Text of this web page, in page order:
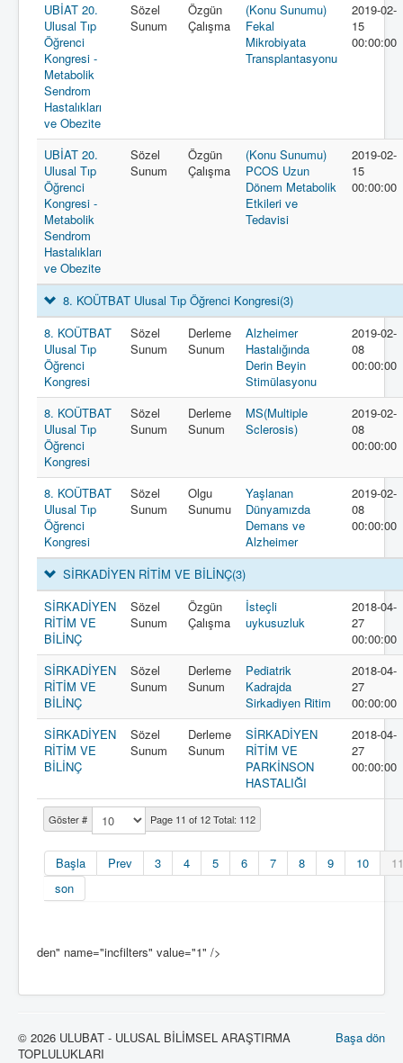
Göster # Page 11 of 12 Total: 112
Başla Prev 3 4 5 6 7 8 9 10
11
son
UBİAT 20.
Ulusal Tıp
Öğrenci
Kongresi -
Metabolik
Sendrom
Hastalıkları
ve Obezite
Sözel
Sunum
Özgün
Çalışma
(Konu Sunumu)
Fekal
Mikrobiyata
Transplantasyonu
2019-02-
15
00:00:00
UBİAT 20.
Ulusal Tıp
Öğrenci
Kongresi -
Metabolik
Sendrom
Hastalıkları
ve Obezite
Sözel
Sunum
Özgün
Çalışma
(Konu Sunumu)
PCOS Uzun
Dönem Metabolik
Etkileri ve
Tedavisi
2019-02-
15
00:00:00
8. KOÜTBAT Ulusal Tıp Öğrenci Kongresi(3)
8. KOÜTBAT
Ulusal Tıp
Öğrenci
Kongresi
Sözel
Sunum
Derleme
Sunum
Alzheimer
Hastalığında
Derin Beyin
Stimülasyonu
2019-02-
08
00:00:00
8. KOÜTBAT
Ulusal Tıp
Öğrenci
Kongresi
Sözel
Sunum
Derleme
Sunum
MS(Multiple
Sclerosis)
2019-02-
08
00:00:00
8. KOÜTBAT
Ulusal Tıp
Öğrenci
Kongresi
Sözel
Sunum
Olgu
Sunumu
Yaşlanan
Dünyamızda
Demans ve
Alzheimer
2019-02-
08
00:00:00
SİRKADİYEN RİTİM VE BİLİNÇ(3)
SİRKADİYEN
RİTİM VE
BİLİNÇ
Sözel
Sunum
Özgün
Çalışma
İsteçli
uykusuzluk
2018-04-
27
00:00:00
SİRKADİYEN
RİTİM VE
BİLİNÇ
Sözel
Sunum
Derleme
Sunum
Pediatrik
Kadrajda
Sirkadiyen Ritim
2018-04-
27
00:00:00
SİRKADİYEN
RİTİM VE
BİLİNÇ
Sözel
Sunum
Derleme
Sunum
SİRKADİYEN
RİTİM VE
PARKİNSON
HASTALIĞI
2018-04-
27
00:00:00
den" name="incfilters" value="1" />
Başa dön
© 2026 ULUBAT - ULUSAL BİLİMSEL ARAŞTIRMA
TOPLULUKLARI